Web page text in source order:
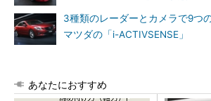
3種類のレーダーとカメラで9つ
マツダの「i-ACTIVSENSE」
あなたにおすすめ